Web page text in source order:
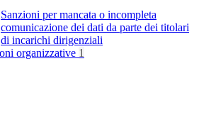
Sanzioni per mancata o incompleta
comunicazione dei dati da parte dei titolari
di incarichi dirigenziali
organizzative 1